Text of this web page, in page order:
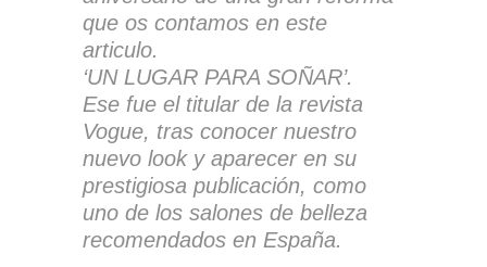
que os contamos en este
articulo.
‘UN LUGAR PARA SOÑAR’.
Ese fue el titular de la revista
Vogue, tras conocer nuestro
nuevo look y aparecer en su
prestigiosa publicación, como
uno de los salones de belleza
recomendados en España.